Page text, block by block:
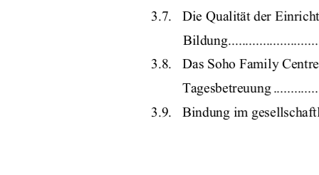
3.7.   Die Qualität der
3.8.   Das Soho Family
Tagesbetreuung
3.9.   Bindung im